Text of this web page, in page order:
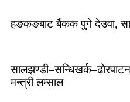
हङकङबाट बैंकक पुगे देउवा,
मन्त्री लम्साल